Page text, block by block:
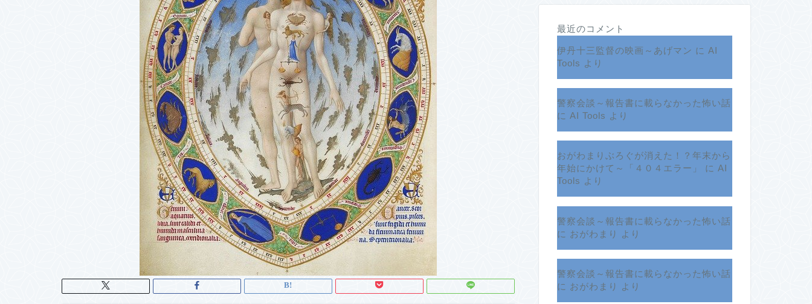
最近のコメント
伊丹十三監督の映画～あげマン に AI
Tools より
警察会談～報告書に載らなかった怖い話
に AI Tools より
おがわまりぶろぐが消えた！？年末から
年始にかけて～「４０４エラー」
に AI
Tools より
警察会談～報告書に載らなかった怖い話
に おがわまり より
警察会談～報告書に載らなかった怖い話
に おがわまり より